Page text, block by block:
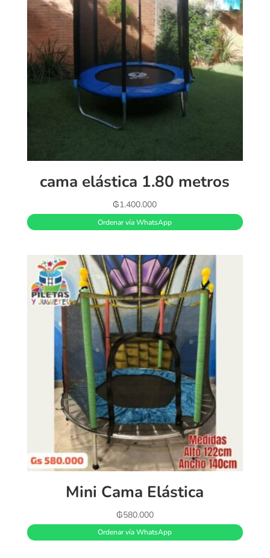
cama elástica 1.80 metros
₲1.400.000
Ordenar vía WhatsApp
Mini Cama Elástica
₲580.000
Ordenar vía WhatsApp